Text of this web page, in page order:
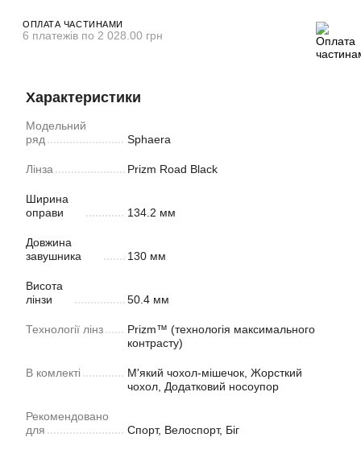
ОПЛАТА ЧАСТИНАМИ
6 платежів по 2 028.00 грн
Характеристики
Модельний
ряд
Sphaera
Лінза Prizm Road Black
Ширина
оправи
134.2 мм
Довжина
завушника
130 мм
Висота
лінзи
50.4 мм
Технології лінз
Prizm™ (технологія максимального
контрасту)
В комлекті
М'який чохол-мішечок, Жорсткий
чохол, Додатковий носоупор
Рекомендовано
для
Спорт, Велоспорт, Біг